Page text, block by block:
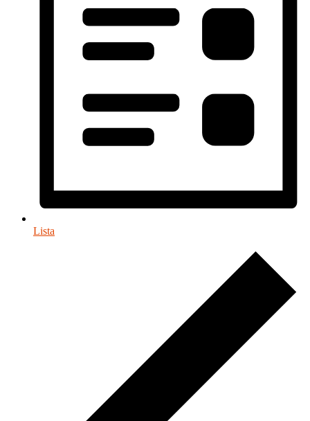
Lista